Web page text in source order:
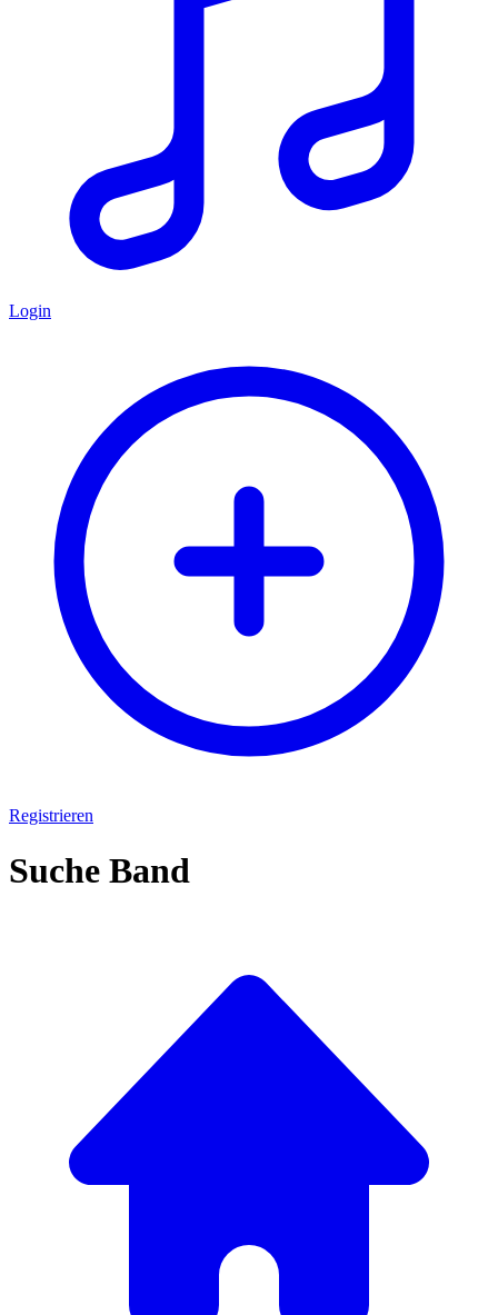
Login
Registrieren
Suche Band